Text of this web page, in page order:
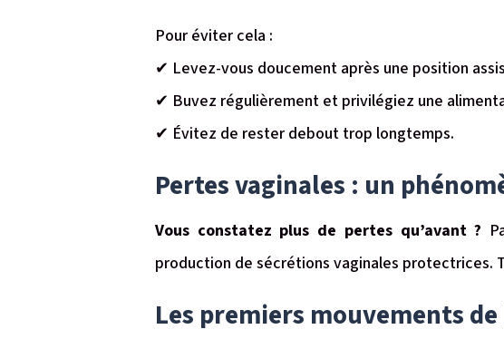
Pour éviter cela :
✔ Levez-vous doucement après une position
✔ Buvez régulièrement et privilégiez une
✔ Évitez de rester debout trop longtemps.
Pertes vaginales : un
Vous constatez plus de pertes qu’avant ?
production de sécrétions vaginales protectrices.
Les premiers mouvements